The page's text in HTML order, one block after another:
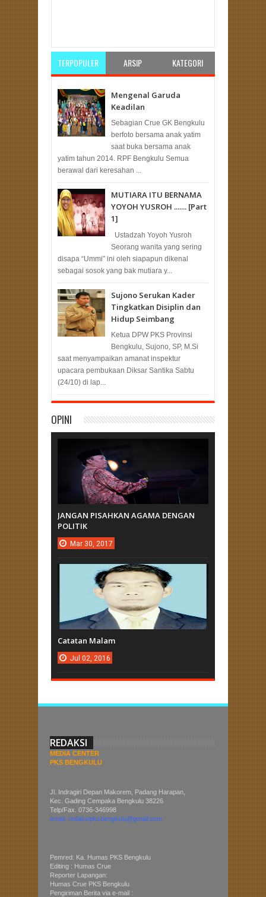
TERPOPULER ARSIP KATEGORI
Mengenal Garuda
Keadilan
Sebagian Crue GK Bengkulu
berfoto bersama anak yatim
saat buka bersama anak
yatim tahun 2014. RPF Bengkulu Semua
berawal dari keresahan ...
MUTIARA ITU BERNAMA
YOYOH YUSROH ....... [Part
1]
Ustadzah Yoyoh Yusroh
Seorang wanita yang sering
disapa “Ummi” ini oleh siapapun dikenal
sebagai sosok yang bak mutiara y...
Sujono Serukan Kader
Tingkatkan Disiplin dan
Hidup Seimbang
Ketua DPW PKS Provinsi
Bengkulu, Sujono, SP, M.Si
saat menyampaikan amanat inspektur
upacara pembukaan Diksar Santika Sabtu
(24/10) di lap...
OPINI
JANGAN PISAHKAN AGAMA DENGAN
POLITIK
Mar 30, 2017
Catatan Malam
Jul 02, 2016
REDAKSI
MEDIA CENTER
PKS BENGKULU
Jl. Indragiri Depan Makorem, Padang Harapan,
Kec. Gading Cempaka Bengkulu 38226
Telp/Fax. 0736-346998
email: redaksipksbengkulu@gmail.com
Pemred: Ka. Humas PKS Bengkulu
Editing : Humas Crue
Reporter Lapangan:
Humas Crue PKS Bengkulu
Pengiriman Berita via e-mail :